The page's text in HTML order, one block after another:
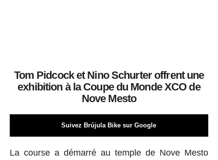
Tom Pidcock et Nino Schurter offrent une
exhibition à la Coupe du Monde XCO de
Nove Mesto
Suivez Brújula Bike sur Google
La course a démarré au temple de Nove Mesto